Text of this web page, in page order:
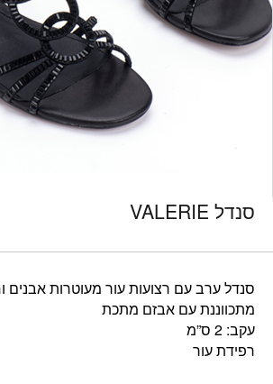
סנדל VALERIE
סנדל ערב עם רצועות עור מעוטרות אבנים
מתכווננת עם אבזם מתכת
עקב: 2 ס”מ
רפידת עור